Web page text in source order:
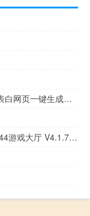
表白网页一键生成工具 V2.0 绿色免费版（表白网页一键生成工具 V2.0 绿色免费版功能简介）
2144游戏大厅 V4.1.7.111 官方推荐版（2144游戏大厅 V4.1.7.111 官方推荐版功能简介）